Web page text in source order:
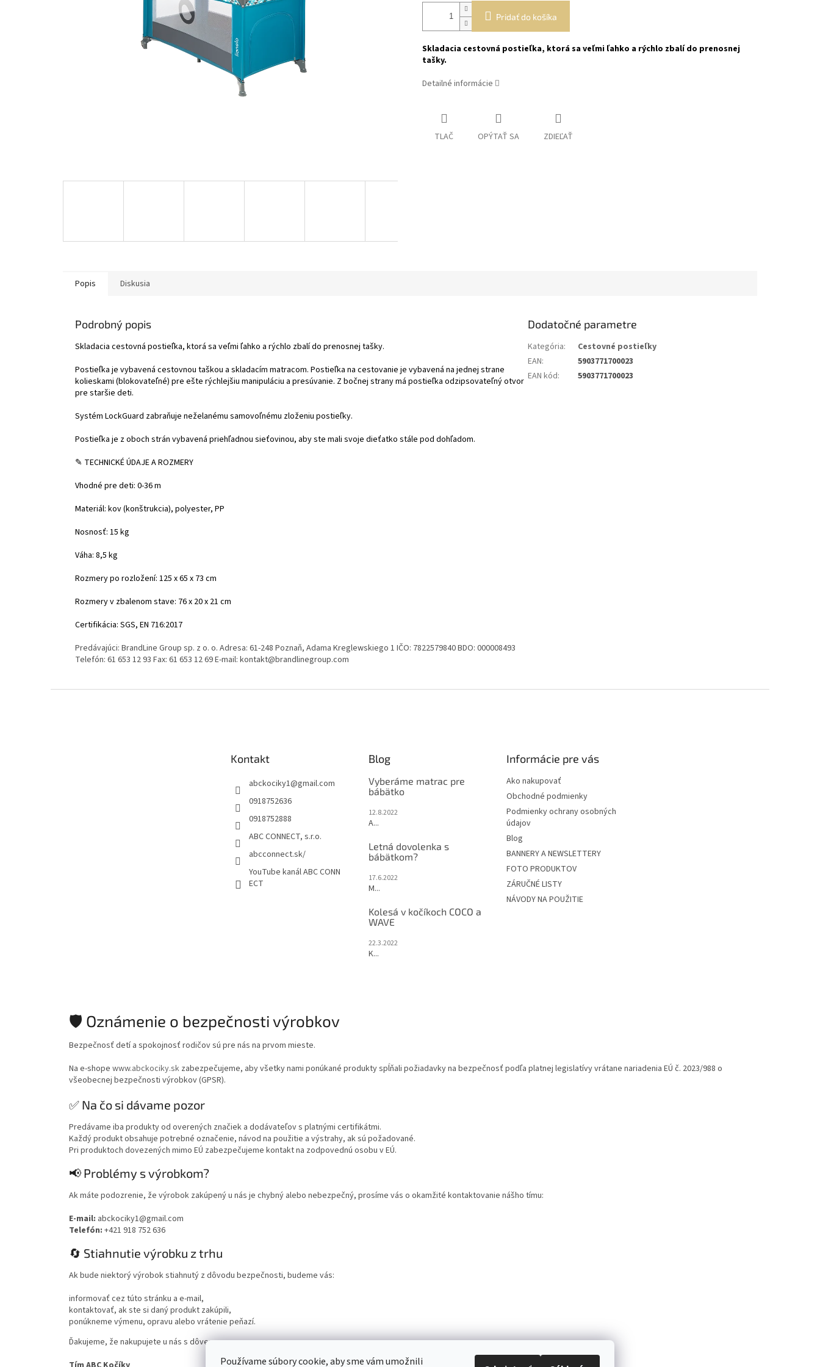
Používame súbory cookie, aby sme vám umožnili
Pridať do košíka
Skladacia cestovná postieľka, ktorá sa veľmi ľahko a rýchlo zbalí do prenosnej
tašky.
Detailné informácie
TLAČ OPÝTAŤ SA ZDIEĽAŤ
Popis Diskusia
Podrobný popis
Skladacia cestovná postieľka, ktorá sa veľmi ľahko a rýchlo zbalí do prenosnej tašky.
Postieľka je vybavená cestovnou taškou a skladacím matracom. Postieľka na cestovanie je vybavená na jednej strane
kolieskami (blokovateľné) pre ešte rýchlejšiu manipuláciu a presúvanie. Z bočnej strany má postieľka odzipsovateľný otvor
pre staršie deti.
Systém LockGuard zabraňuje neželanému samovoľnému zloženiu postieľky.
Postieľka je z oboch strán vybavená priehľadnou sieťovinou, aby ste mali svoje dieťatko stále pod dohľadom.
✎ TECHNICKÉ ÚDAJE A ROZMERY
Vhodné pre deti: 0-36 m
Materiál: kov (konštrukcia), polyester, PP
Nosnosť: 15 kg
Váha: 8,5 kg
Rozmery po rozložení: 125 x 65 x 73 cm
Rozmery v zbalenom stave: 76 x 20 x 21 cm
Certifikácia: SGS, EN 716:2017
Predávajúci: BrandLine Group sp. z o. o. Adresa: 61-248 Poznaň, Adama Kreglewskiego 1 IČO: 7822579840 BDO: 000008493
Telefón: 61 653 12 93 Fax: 61 653 12 69 E-mail: kontakt@brandlinegroup.com
Dodatočné parametre
Kategória:
Cestovné postieľky
EAN:
5903771700023
EAN kód: 5903771700023
Kontakt
abckociky1@gmail.com
0918752636
0918752888
ABC CONNECT, s.r.o.
abcconnect.sk/
YouTube kanál ABC CONN
ECT
Blog
Vyberáme matrac pre
bábätko
12.8.2022
A...
Letná dovolenka s
bábätkom?
17.6.2022
M...
Kolesá v kočíkoch COCO a
WAVE
22.3.2022
K...
Informácie pre vás
Ako nakupovať
Obchodné podmienky
Podmienky ochrany osobných
údajov
Blog
BANNERY A NEWSLETTERY
FOTO PRODUKTOV
ZÁRUČNÉ LISTY
NÁVODY NA POUŽITIE
🛡️ Oznámenie o bezpečnosti výrobkov
Bezpečnosť detí a spokojnosť rodičov sú pre nás na prvom mieste.
Na e-shope www.abckociky.sk zabezpečujeme, aby všetky nami ponúkané produkty spĺňali požiadavky na bezpečnosť podľa platnej legislatívy vrátane nariadenia EÚ č. 2023/988 o
všeobecnej bezpečnosti výrobkov (GPSR).
✅ Na čo si dávame pozor
Predávame iba produkty od overených značiek a dodávateľov s platnými certifikátmi.
Každý produkt obsahuje potrebné označenie, návod na použitie a výstrahy, ak sú požadované.
Pri produktoch dovezených mimo EÚ zabezpečujeme kontakt na zodpovednú osobu v EÚ.
📢 Problémy s výrobkom?
Ak máte podozrenie, že výrobok zakúpený u nás je chybný alebo nebezpečný, prosíme vás o okamžité kontaktovanie nášho tímu:
E-mail: abckociky1@gmail.com
Telefón: +421 918 752 636
🔄 Stiahnutie výrobku z trhu
Ak bude niektorý výrobok stiahnutý z dôvodu bezpečnosti, budeme vás:
informovať cez túto stránku a e-mail,
kontaktovať, ak ste si daný produkt zakúpili,
ponúkneme výmenu, opravu alebo vrátenie peňazí.
Ďakujeme, že nakupujete u nás s dôverou.